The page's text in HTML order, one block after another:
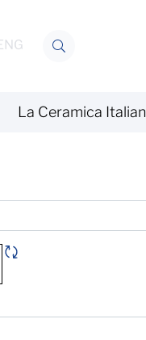
La Ceramica